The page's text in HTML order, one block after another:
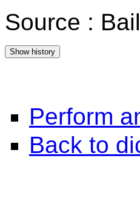
Source :
Perform
Back to